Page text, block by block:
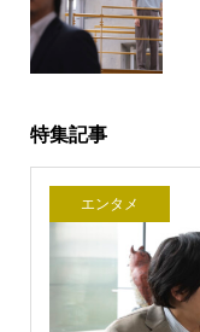
特集記事
エンタメ